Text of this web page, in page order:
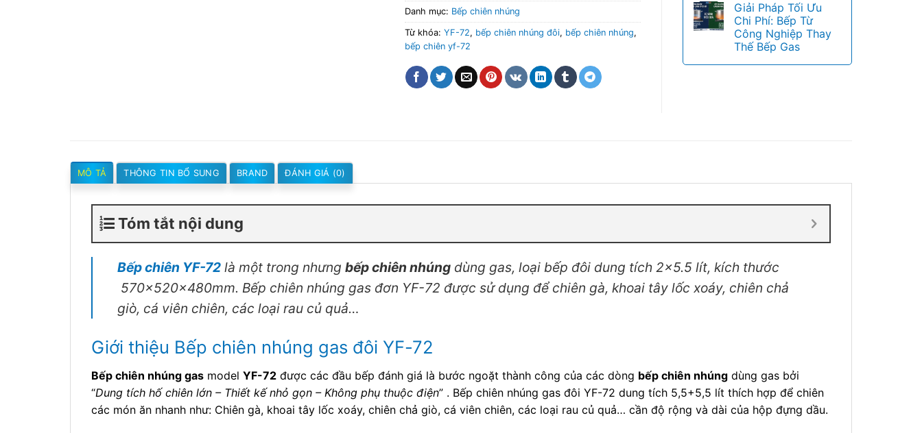
Danh mục: Bếp chiên nhúng
Từ khóa: YF-72, bếp chiên nhúng đôi, bếp chiên nhúng,
bếp chiên yf-72
Giải Pháp Tối Ưu
Chi Phí: Bếp Từ
Công Nghiệp Thay
Thế Bếp Gas
MÔ TẢ THÔNG TIN BỔ SUNG BRAND ĐÁNH GIÁ (0)
Tóm tắt nội dung
Bếp chiên YF-72 là một trong nhưng bếp chiên nhúng dùng gas, loại bếp đôi dung tích 2×5.5 lít, kích thước
570x520x480mm. Bếp chiên nhúng gas đơn YF-72 được sử dụng để chiên gà, khoai tây lốc xoáy, chiên chả
giò, cá viên chiên​, các loại rau củ quả…
Giới thiệu Bếp chiên nhúng gas đôi YF-72
Bếp chiên nhúng gas model YF-72 được các đầu bếp đánh giá là bước ngoặt thành công của các dòng bếp chiên nhúng dùng gas bởi
“Dung tích hố chiên lớn – Thiết kế nhỏ gọn – Không phụ thuộc điện” . Bếp chiên nhúng gas đôi YF-72 dung tích 5,5+5,5 lít thích hợp để chiên
các món ăn nhanh như: Chiên gà, khoai tây lốc xoáy, chiên chả giò, cá viên chiên​, các loại rau củ quả… cần độ rộng và dài của hộp đựng dầu.